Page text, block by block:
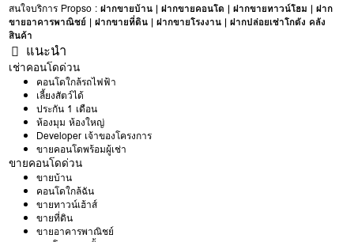
สนใจบริการ Propso :ฝากขายบ้าน |ฝากขายคอนโด |ฝากขายทาวน์โฮม |ฝาก
ขายอาคารพาณิชย์ |ฝากขายที่ดิน |ฝากขายโรงงาน |ฝากปล่อยเช่าโกดัง คลัง
สินค้า
แนะนำ
เช่าคอนโดด่วน
คอนโดใกล้รถไฟฟ้า
เลี้ยงสัตว์ได้
ประกัน 1 เดือน
ห้องมุม ห้องใหญ่
Developer เจ้าของโครงการ
ขายคอนโดพร้อมผู้เช่า
ขายคอนโดด่วน
ขายบ้าน
คอนโดใกล้ฉัน
ขายทาวน์เฮ้าส์
ขายที่ดิน
ขายอาคารพาณิชย์